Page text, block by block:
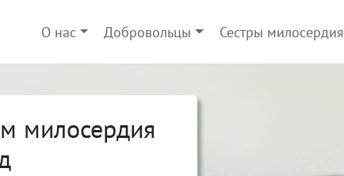
О нас Добровольцы Сестры милосердия
милосердия